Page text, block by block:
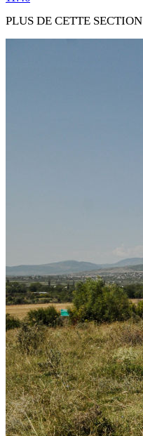
PLUS DE CETTE SECTION